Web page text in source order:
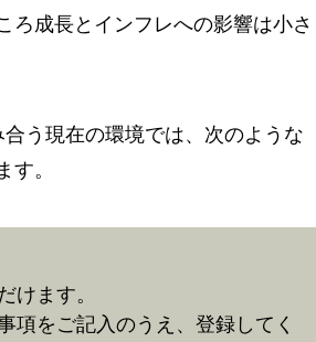
ろ成長とインフレへの影響は小さ
う現在の環境では、次のような
。
けます。
項をご記入のうえ、登録してく